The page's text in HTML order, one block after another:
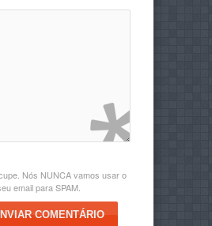
Nós NUNCA vamos usar o
email para SPAM.
COMENTÁRIO